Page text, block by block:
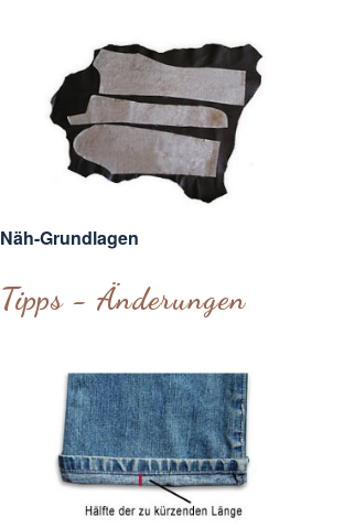
Näh-Grundlagen
Tipps - Änderungen